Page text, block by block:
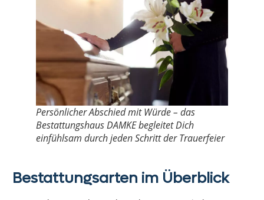
Persönlicher Abschied mit Würde – das
Bestattungshaus DAMKE begleitet Dich
einfühlsam durch jeden Schritt der Trauerfeier
Bestattungsarten im Überblick